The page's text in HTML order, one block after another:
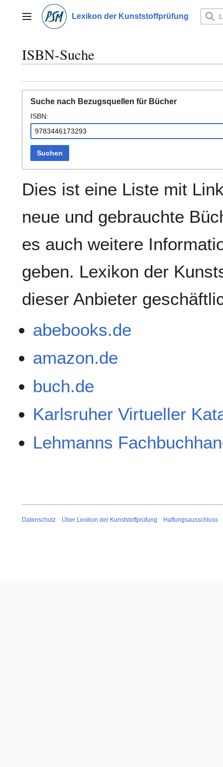
springenHauptmenü Lexikon der Kunststoffprüfung
ISBN-Suche
Suche nach Bezugsquellen für Bücher
ISBN:
Suchen
Dies ist eine Liste mit
neue und gebrauchte
es auch weitere
geben. Lexikon der
dieser Anbieter
abebooks.de
amazon.de
buch.de
Karlsruher Virtueller
Lehmanns
Datenschutz Über Lexikon der Kunststoffprüfung Haftungsausschluss